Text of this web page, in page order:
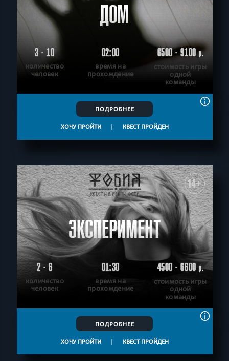
ДОМ
3 - 10
количество
человек
02:00
время на
прохождение
6500 - 9100р.
стоимость игры
одной
команды
ПОДРОБНЕЕ
ХОЧУ ПРОЙТИ | КВЕСТ ПРОЙДЕН
14+
ЭКСПЕРИМЕНТ
2 - 6
количество
человек
01:30
время на
прохождение
4500 - 6600р.
стоимость игры
одной
команды
ПОДРОБНЕЕ
ХОЧУ ПРОЙТИ | КВЕСТ ПРОЙДЕН